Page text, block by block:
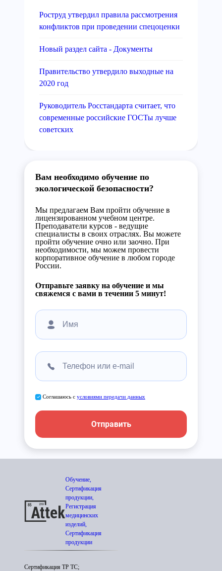
Роструд утвердил правила рассмотрения
конфликтов при проведении спецоценки
Новый раздел сайта - Документы
Правительство утвердило выходные на
2020 год
Руководитель Росстандарта считает, что
современные российские ГОСТы лучше
советских
Вам необходимо обучение по
экологической безопасности?
Мы предлагаем Вам пройти обучение в
лицензированном учебном центре.
Преподаватели курсов - ведущие
специалисты в своих отраслях. Вы можете
пройти обучение очно или заочно. При
необходимости, мы можем провести
корпоративное обучение в любом городе
России.
Отправьте заявку на обучение и мы
свяжемся с вами в течении 5 минут!
Соглашаюсь с условиями передачи данных
Отправить
Обучение,
Сертификация
продукции,
Регистрация
медицинских
изделий,
Сертификация
продукции
Сертификация ТР ТС;